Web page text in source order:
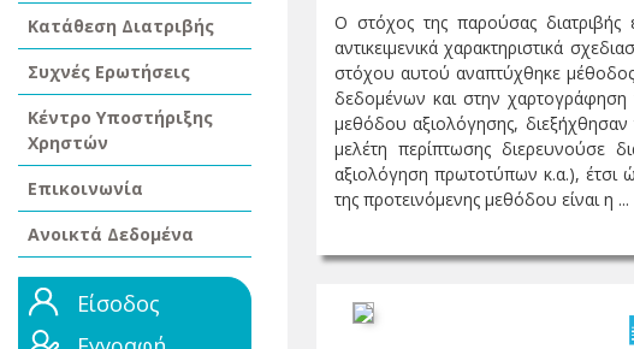
Κατάθεση Διατριβής
Συχνές Ερωτήσεις
Κέντρο Υποστήριξης
Χρηστών
Επικοινωνία
Ανοικτά Δεδομένα
Είσοδος
Ο στόχος της παρούσας
αντικειμενικά χαρακτηριστικά
στόχου αυτού αναπτύχθηκε
δεδομένων και στην χαρτογράφηση
μεθόδου αξιολόγησης, διεξήχθησαν
μελέτη περίπτωσης διερευνούσε
αξιολόγηση πρωτοτύπων κ.α.), έτσι
της προτεινόμενης μεθόδου είναι η ...